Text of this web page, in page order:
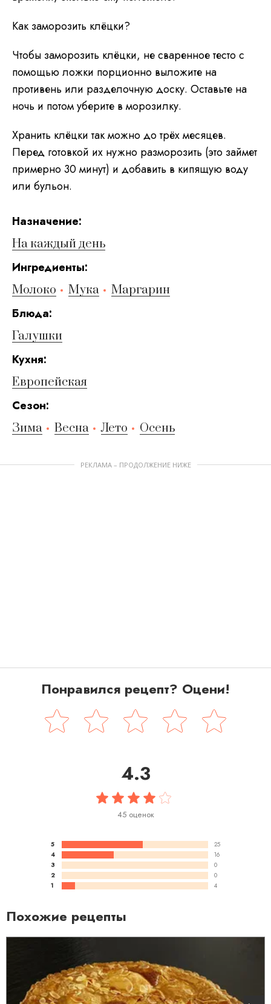
Как заморозить клёцки?
Чтобы заморозить клёцки, не сваренное тесто с
помощью ложки порционно выложите на
противень или разделочную доску. Оставьте на
ночь и потом уберите в морозилку.
Хранить клёцки так можно до трёх месяцев.
Перед готовкой их нужно разморозить (это займет
примерно 30 минут) и добавить в кипящую воду
или бульон.
Hазначение:
На каждый день
Ингредиенты:
Молоко Мука Маргарин
Блюда:
Галушки
Кухня:
Европейская
Сезон:
Зима Весна Лето Осень
РЕКЛАМА – ПРОДОЛЖЕНИЕ НИЖЕ
Понравился рецепт? Оцени!
4.3
45 оценок
5
25
4
16
3
0
2
0
1
4
Похожие рецепты